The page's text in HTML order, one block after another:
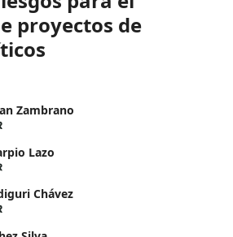
proyectos de
Zambrano
Lazo
Chávez